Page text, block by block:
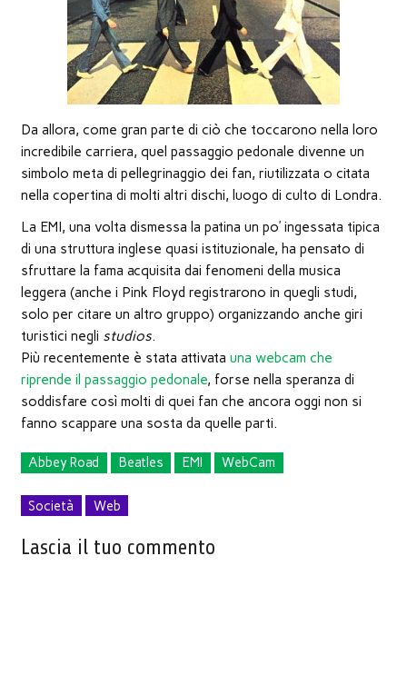
Da allora, come gran parte di ciò che toccarono nella loro
incredibile carriera, quel passaggio pedonale divenne un
simbolo meta di pellegrinaggio dei fan, riutilizzata o citata
nella copertina di molti altri dischi, luogo di culto di Londra.
La EMI, una volta dismessa la patina un po’ ingessata tipica
di una struttura inglese quasi istituzionale, ha pensato di
sfruttare la fama acquisita dai fenomeni della musica
leggera (anche i Pink Floyd registrarono in quegli studi,
solo per citare un altro gruppo) organizzando anche giri
turistici negli studios.
Più recentemente è stata attivata una webcam che
riprende il passaggio pedonale, forse nella speranza di
soddisfare così molti di quei fan che ancora oggi non si
fanno scappare una sosta da quelle parti.
Abbey Road Beatles EMI WebCam
Società Web
Lascia il tuo commento